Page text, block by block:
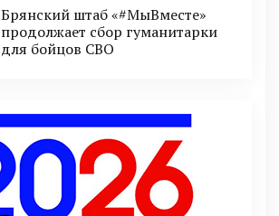
Брянский штаб «#МыВместе»
продолжает сбор гуманитарки
для бойцов СВО